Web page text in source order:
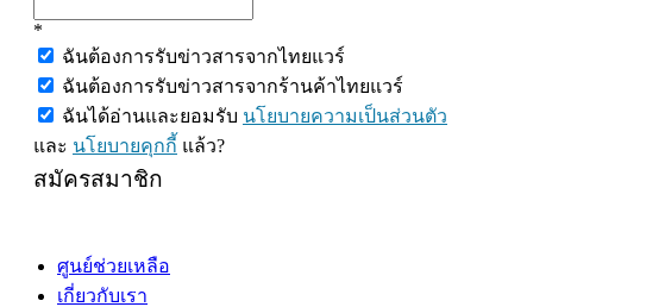
*
ฉันต้องการรับข่าวสารจากไทยแวร์
ฉันต้องการรับข่าวสารจากร้านค้าไทยแวร์
ฉันได้อ่านและยอมรับ นโยบายความเป็นส่วนตัว
และ นโยบายคุกกี้ แล้ว?
สมัครสมาชิก
ศูนย์ช่วยเหลือ
เกี่ยวกับเรา